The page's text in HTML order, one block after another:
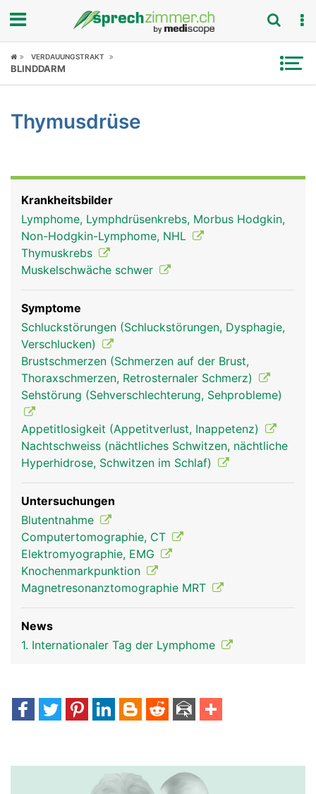
Fokus
Symptome
News
Ratgeber
Rubriken
VERDAUUNGSTRAKT
BLINDDARM
Thymusdrüse
Krankheitsbilder
Lymphome, Lymphdrüsenkrebs, Morbus Hodgkin,
Non-Hodgkin-Lymphome, NHL
Thymuskrebs
Muskelschwäche schwer
Symptome
Schluckstörungen (Schluckstörungen, Dysphagie,
Verschlucken)
Brustschmerzen (Schmerzen auf der Brust,
Thoraxschmerzen, Retrosternaler Schmerz)
Sehstörung (Sehverschlechterung, Sehprobleme)
Appetitlosigkeit (Appetitverlust, Inappetenz)
Nachtschweiss (nächtliches Schwitzen, nächtliche
Hyperhidrose, Schwitzen im Schlaf)
Untersuchungen
Blutentnahme
Computertomographie, CT
Elektromyographie, EMG
Knochenmarkpunktion
Magnetresonanztomographie MRT
News
1. Internationaler Tag der Lymphome